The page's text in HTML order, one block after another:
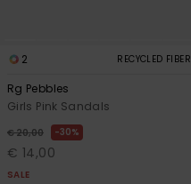
2 RECYCLED FIBER
Rg Pebbles
Girls Pink Sandals
€ 20,00 30%
€ 14,00
SALE